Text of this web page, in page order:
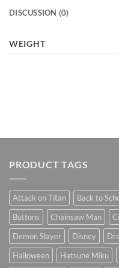
DISCUSSION (0)
WEIGHT
PRODUCT TAGS
Attack on Titan Back to
Buttons
Chainsaw Man
Demon Slayer
Disney
Halloween
Hatsune Miku